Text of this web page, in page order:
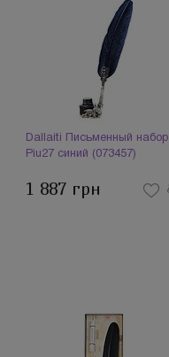
Dallaiti Письменный набор
Piu27 синий (073457)
1 887 грн